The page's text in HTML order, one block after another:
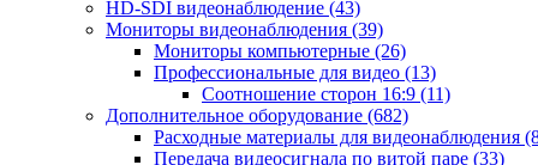
HD-SDI видеонаблюдение (43)
Мониторы видеонаблюдения (39)
Мониторы компьютерные (26)
Профессиональные для видео (13)
Соотношение сторон 16:9 (11)
Дополнительное оборудование (682)
Расходные материалы для видеонаблюдения
Передача видеосигнала по витой паре (33)